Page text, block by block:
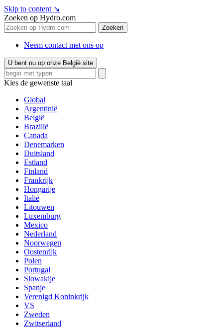
Skip to content ↘
Zoeken op Hydro.com
Zoeken
Neem contact met ons op
U bent nu op onze België site
Kies de gewenste taal
Global
Argentinië
België
Brazilië
Canada
Denemarken
Duitsland
Estland
Finland
Frankrijk
Hongarije
Italië
Litouwen
Luxemburg
Mexico
Nederland
Noorwegen
Oostenrijk
Polen
Portugal
Slowakije
Spanje
Verenigd Koninkrijk
VS
Zweden
Zwitserland